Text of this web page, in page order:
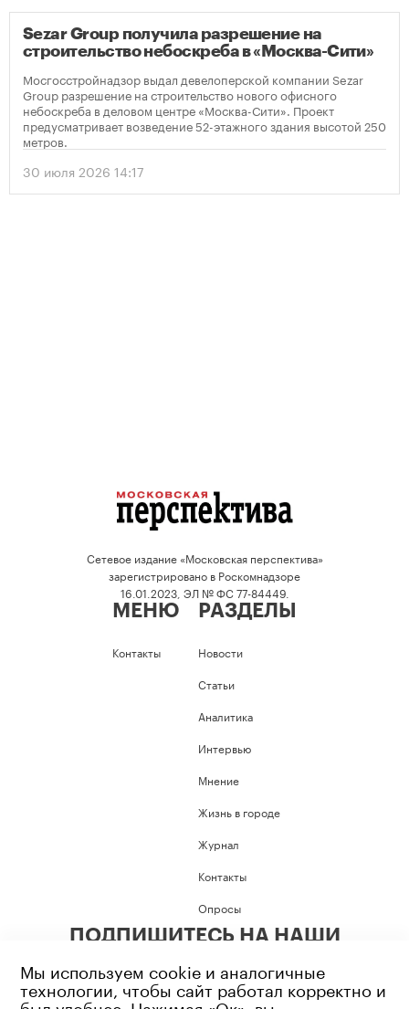
Sezar Group получила разрешение на
строительство небоскреба в «Москва-Сити»
Мосгосстройнадзор выдал девелоперской компании Sezar
Group разрешение на строительство нового офисного
небоскреба в деловом центре «Москва-Сити». Проект
предусматривает возведение 52-этажного здания высотой 250
метров.
30 июля 2026 14:17
Сетевое издание «Московская перспектива»
зарегистрировано в Роскомнадзоре
16.01.2023, ЭЛ № ФС 77-84449.
МЕНЮ
Контакты
РАЗДЕЛЫ
Новости
Статьи
Аналитика
Интервью
Мнение
Жизнь в городе
Журнал
Контакты
Опросы
ПОДПИШИТЕСЬ НА НАШИ
Мы используем cookie и аналогичные
технологии, чтобы сайт работал корректно и